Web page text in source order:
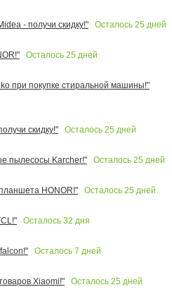
- получи скидку!"
Осталось 25 дней
Осталось 25 дней
при покупке стиральной машины!"
скидку!"
Осталось 25 дней
пылесосы Karcher!"
Осталось 25 дней
HONOR!"
Осталось 25 дней
Осталось 32 дня
Осталось 7 дней
Xiaomi!"
Осталось 25 дней